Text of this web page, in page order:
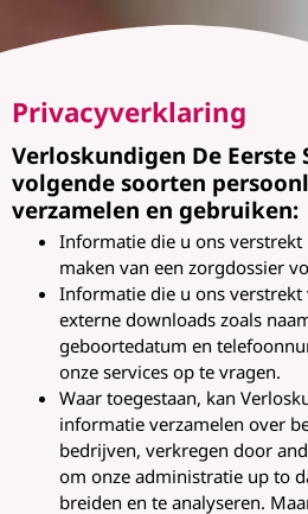
Privacyverklaring
Verloskundigen De Eerste
volgende soorten
verzamelen en gebruiken:
Informatie die u ons
maken van een zorgdossier
Informatie die u ons
externe downloads zoals
geboortedatum en
onze services op te vragen.
Waar toegestaan, kan
informatie verzamelen over
bedrijven, verkregen door
om onze administratie up to
breiden en te analyseren.